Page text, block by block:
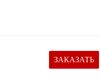
ЗАКАЗАТЬ